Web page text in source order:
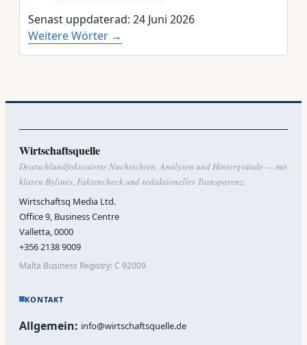
Senast uppdaterad: 24 Juni 2026
Weitere Wörter →
Wirtschaftsquelle
Deutschlandfokussierte Nachrichten, Analysen und Hintergründe — mit
klaren Bylines, Faktencheck und redaktioneller Transparenz.
Wirtschaftsq Media Ltd.
Office 9, Business Centre
Valletta, 0000
+356 2138 9009
Malta Business Registry: C 92009
KONTAKT
Allgemein: info@wirtschaftsquelle.de